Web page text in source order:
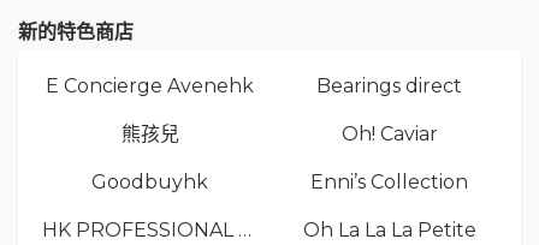
新的特色商店
E Concierge Avenehk Bearings direct
熊孩兒 Oh! Caviar
Goodbuyhk Enni’s Collection
HK PROFESSIONAL TV LIMITED Oh La La La Petite